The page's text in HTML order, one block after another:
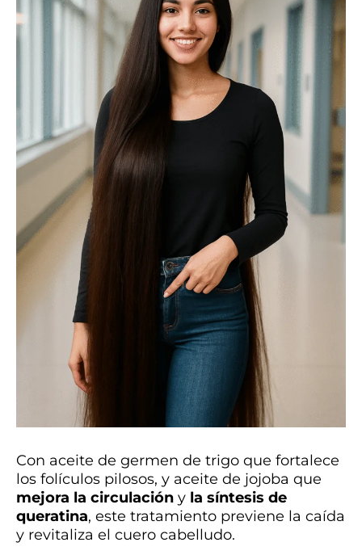
Con aceite de germen de trigo que fortalece
los folículos pilosos, y aceite de jojoba que
mejora la circulación y la síntesis de
queratina, este tratamiento previene la caída
y revitaliza el cuero cabelludo.